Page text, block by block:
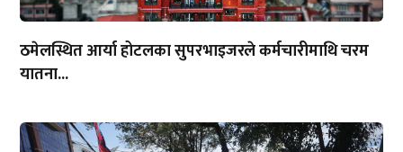
ठमेलस्थित आर्या होटलका सुपरभाइजरले कर्मचारीमाथि चरम
यातना...